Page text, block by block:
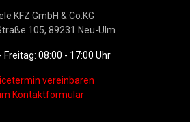
KFZ GmbH & Co.KG
105, 89231 Neu-Ulm
Freitag: 08:00 - 17:00 Uhr
vereinbaren
Kontaktformular